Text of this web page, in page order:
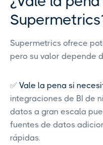
Supermetrics ofrece
pero su valor depende
✅ Vale la pena si
integraciones de BI de
datos a gran escala
fuentes de datos
rápidas.